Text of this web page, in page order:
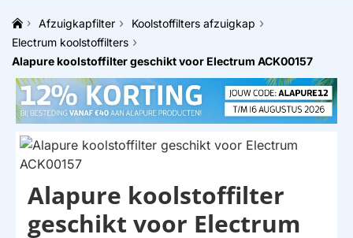
naar
op
zoek?
h
m
e
Afzuigkapfilter
Koolstoffilters afzuigkap
Electrum koolstoffilters
Alapure koolstoffilter geschikt voor Electrum ACK00157
HUISMERK
Alapure koolstoffilter
geschikt voor Electrum